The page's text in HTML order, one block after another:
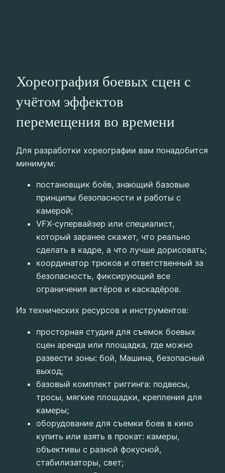
Хореография боевых сцен с
учётом эффектов
перемещения во времени
Для разработки хореографии вам понадобится
минимум:
постановщик боёв, знающий базовые
принципы безопасности и работы с
камерой;
VFX‑супервайзер или специалист,
который заранее скажет, что реально
сделать в кадре, а что лучше дорисовать;
координатор трюков и ответственный за
безопасность, фиксирующий все
ограничения актёров и каскадёров.
Из технических ресурсов и инструментов:
просторная студия для съемок боевых
сцен аренда или площадка, где можно
развести зоны: бой, Машина, безопасный
выход;
базовый комплект риггинга: подвесы,
тросы, мягкие площадки, крепления для
камеры;
оборудование для съемки боев в кино
купить или взять в прокат: камеры,
объективы с разной фокусной,
стабилизаторы, свет;